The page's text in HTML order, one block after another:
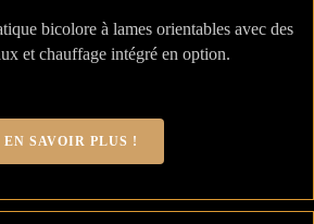
bicolore à lames orientables avec des
et chauffage intégré en option.
EN SAVOIR PLUS !